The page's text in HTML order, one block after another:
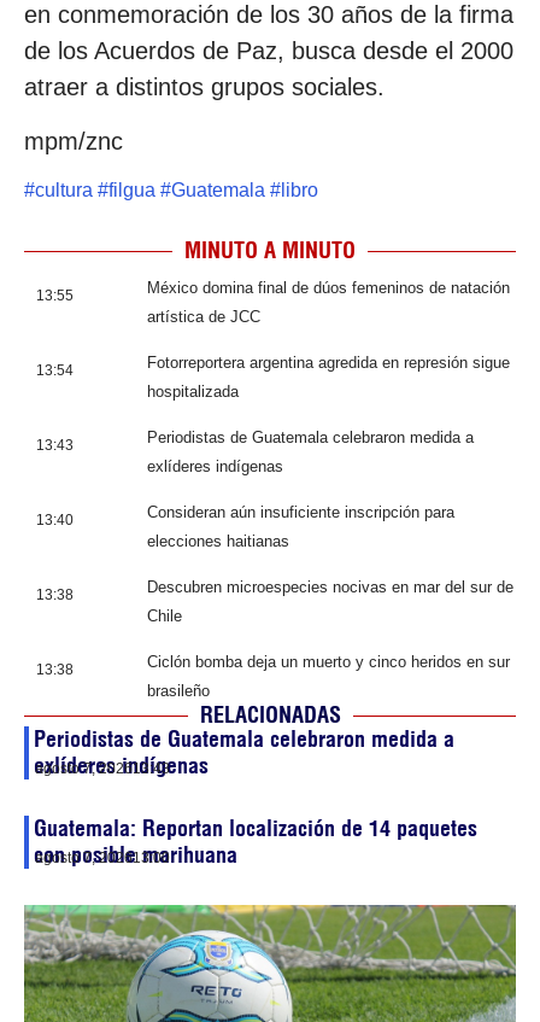
en conmemoración de los 30 años de la firma
de los Acuerdos de Paz, busca desde el 2000
atraer a distintos grupos sociales.
mpm/znc
#cultura #filgua #Guatemala # libro
MINUTO A MINUTO
13:55
México domina final de dúos femeninos de natación
artística de JCC
13:54
Fotorreportera argentina agredida en represión sigue
hospitalizada
13:43
Periodistas de Guatemala celebraron medida a
exlíderes indígenas
13:40
Consideran aún insuficiente inscripción para
elecciones haitianas
13:38
Descubren microespecies nocivas en mar del sur de
Chile
13:38
Ciclón bomba deja un muerto y cinco heridos en sur
brasileño
RELACIONADAS
Periodistas de Guatemala celebraron medida a
exlíderes indígenas
agosto 7, 202613:43
Guatemala: Reportan localización de 14 paquetes
con posible marihuana
agosto 7, 202613:00